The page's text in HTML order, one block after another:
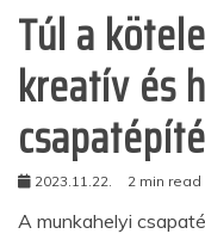
Túl a
kreatív és
2023.11.22. 2 min read
A munkahelyi